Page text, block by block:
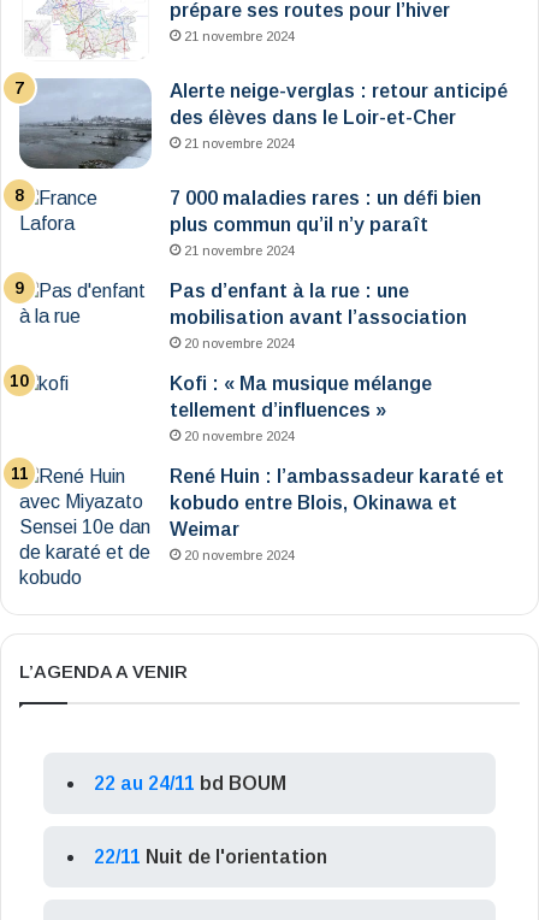
prépare ses routes pour l’hiver
21 novembre 2024
Alerte neige-verglas : retour anticipé
des élèves dans le Loir-et-Cher
21 novembre 2024
7 000 maladies rares : un défi bien
plus commun qu’il n’y paraît
21 novembre 2024
Pas d’enfant à la rue : une
mobilisation avant l’association
20 novembre 2024
Kofi : « Ma musique mélange
tellement d’influences »
20 novembre 2024
René Huin : l’ambassadeur karaté et
kobudo entre Blois, Okinawa et
Weimar
20 novembre 2024
L’AGENDA A VENIR
22 au 24/11 bd BOUM
22/11 Nuit de l'orientation